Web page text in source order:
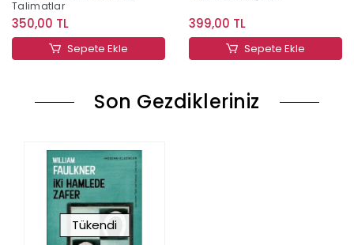
Talimatlar
350,00 TL
Sepete Ekle
399,00 TL
Sepete Ekle
Son Gezdikleriniz
Tükendi